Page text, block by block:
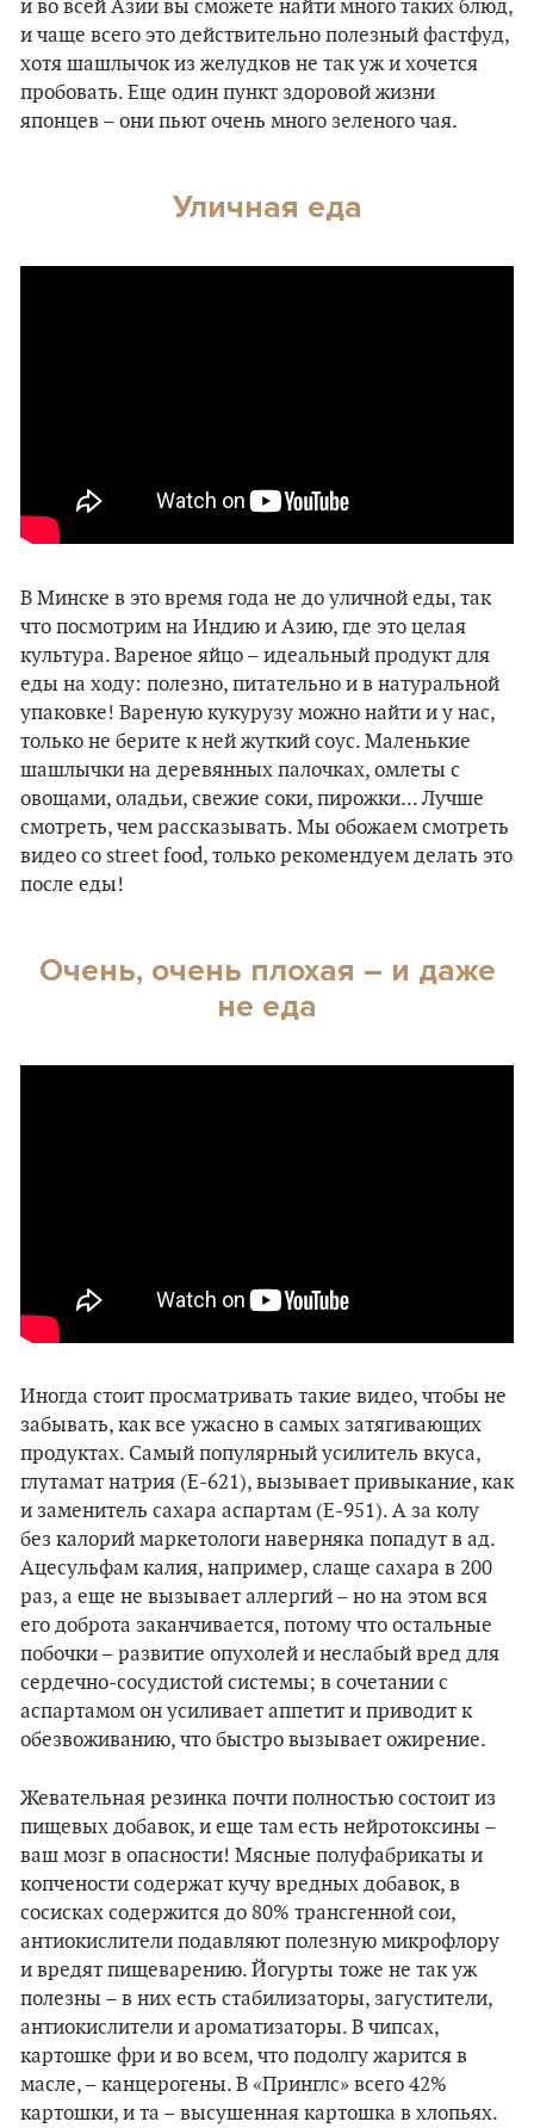
и во всей Азии вы сможете найти много таких блюд,
и чаще всего это действительно полезный фастфуд,
хотя шашлычок из желудков не так уж и хочется
пробовать. Еще один пункт здоровой жизни
японцев – они пьют очень много зеленого чая.
Уличная еда
В Минске в это время года не до уличной еды, так
что посмотрим на Индию и Азию, где это целая
культура. Вареное яйцо – идеальный продукт для
еды на ходу: полезно, питательно и в натуральной
упаковке! Вареную кукурузу можно найти и у нас,
только не берите к ней жуткий соус. Маленькие
шашлычки на деревянных палочках, омлеты с
овощами, оладьи, свежие соки, пирожки... Лучше
смотреть, чем рассказывать. Мы обожаем смотреть
видео со street food, только рекомендуем делать это
после еды!
Очень, очень плохая – и даже
не еда
Иногда стоит просматривать такие видео, чтобы не
забывать, как все ужасно в самых затягивающих
продуктах. Самый популярный усилитель вкуса,
глутамат натрия (Е-621), вызывает привыкание, как
и заменитель сахара аспартам (Е-951). А за колу
без калорий маркетологи наверняка попадут в ад.
Ацесульфам калия, например, слаще сахара в 200
раз, а еще не вызывает аллергий – но на этом вся
его доброта заканчивается, потому что остальные
побочки – развитие опухолей и неслабый вред для
сердечно-сосудистой системы; в сочетании с
аспартамом он усиливает аппетит и приводит к
обезвоживанию, что быстро вызывает ожирение.
Жевательная резинка почти полностью состоит из
пищевых добавок, и еще там есть нейротоксины –
ваш мозг в опасности! Мясные полуфабрикаты и
копчености содержат кучу вредных добавок, в
сосисках содержится до 80% трансгенной сои,
антиокислители подавляют полезную микрофлору
и вредят пищеварению. Йогурты тоже не так уж
полезны – в них есть стабилизаторы, загустители,
антиокислители и ароматизаторы. В чипсах,
картошке фри и во всем, что подолгу жарится в
масле, – канцерогены. В «Принглс» всего 42%
картошки, и та – высушенная картошка в хлопьях.